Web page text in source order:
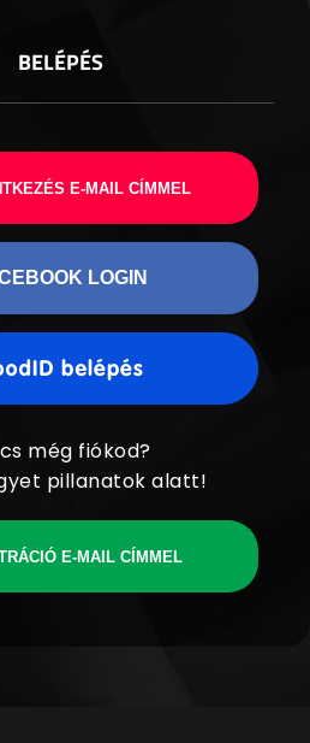
BELÉPÉS
E-MAIL CÍMMEL
LOGIN
még fiókod?
pillanatok alatt!
E-MAIL CÍMMEL